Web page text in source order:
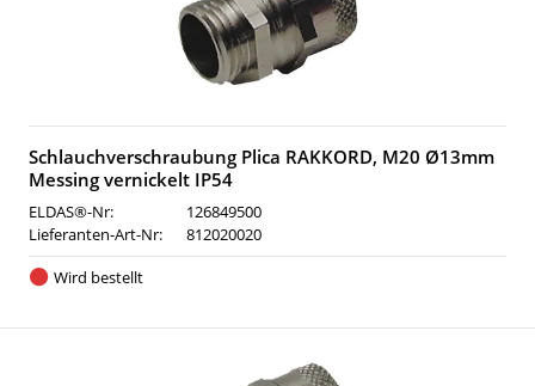
Schlauchverschraubung Plica RAKKORD, M20 Ø13mm
Messing vernickelt IP54
ELDAS®-Nr:
126849500
Lieferanten-Art-Nr:
812020020
Wird bestellt